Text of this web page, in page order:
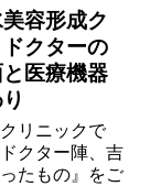
美容形成ク
クターの
医療機器
リニックで
クター陣、吉
たもの』をご